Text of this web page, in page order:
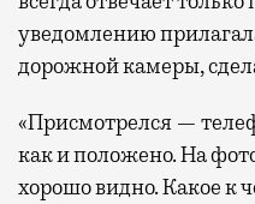
уведомлению
дорожной камеры,
«Присмотрелся —
как и положено. На
хорошо видно. Какое к